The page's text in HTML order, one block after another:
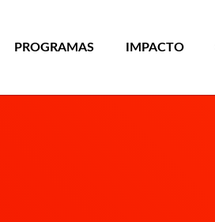
PROGRAMAS IMPACTO